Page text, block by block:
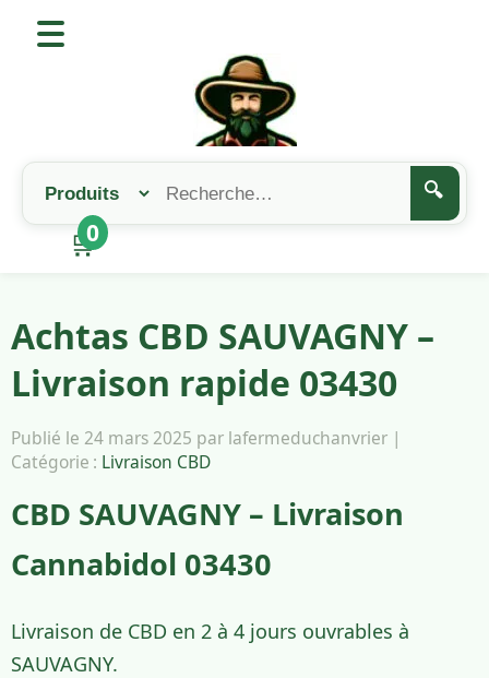
🔍
🛒
0
Achtas CBD SAUVAGNY –
Livraison rapide 03430
Publié le 24 mars 2025 par lafermeduchanvrier |
Catégorie : Livraison CBD
CBD SAUVAGNY – Livraison
Cannabidol 03430
Livraison de CBD en 2 à 4 jours ouvrables à
SAUVAGNY.